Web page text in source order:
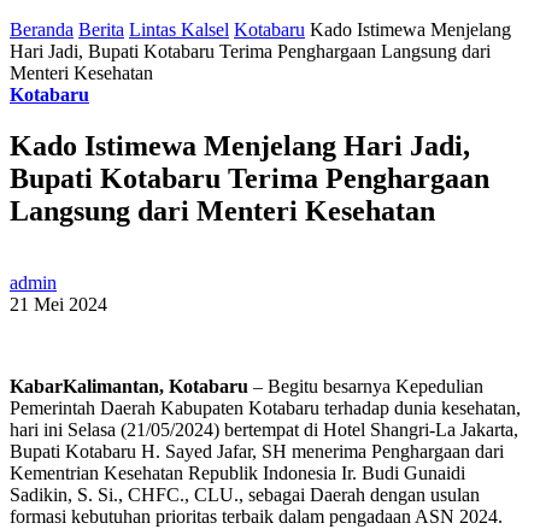
Beranda Berita Lintas Kalsel Kotabaru Kado Istimewa Menjelang
Hari Jadi, Bupati Kotabaru Terima Penghargaan Langsung dari
Menteri Kesehatan
Kotabaru
Kado Istimewa Menjelang Hari Jadi,
Bupati Kotabaru Terima Penghargaan
Langsung dari Menteri Kesehatan
admin
21 Mei 2024
KabarKalimantan, Kotabaru – Begitu besarnya Kepedulian
Pemerintah Daerah Kabupaten Kotabaru terhadap dunia kesehatan,
hari ini Selasa (21/05/2024) bertempat di Hotel Shangri-La Jakarta,
Bupati Kotabaru H. Sayed Jafar, SH menerima Penghargaan dari
Kementrian Kesehatan Republik Indonesia Ir. Budi Gunaidi
Sadikin, S. Si., CHFC., CLU., sebagai Daerah dengan usulan
formasi kebutuhan prioritas terbaik dalam pengadaan ASN 2024.